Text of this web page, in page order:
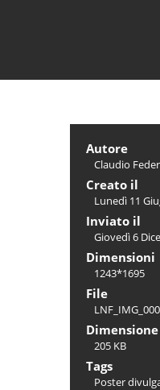
Autore
Claudio
Creato il
Lunedì 11
Inviato il
Giovedì 6
Dimensioni
1243*1695
File
Dimensione
205 KB
Tags
Poster